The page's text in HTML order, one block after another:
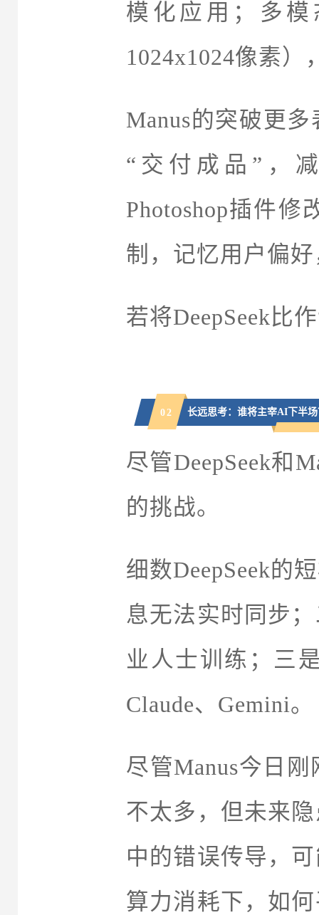
模化应用；多
1024x1024像素）
Manus的突破更
“交付成品”，
Photoshop插件
制，记忆用户偏
若将DeepSeek比
02 长远思考：谁将主宰AI下半
尽管DeepSeek和
的挑战。
细数DeepSeek的
息无法实时同步
业人士训练；三
Claude、Gemini。
尽管Manus今日
不太多，但未来
中的错误传导，
算力消耗下，如